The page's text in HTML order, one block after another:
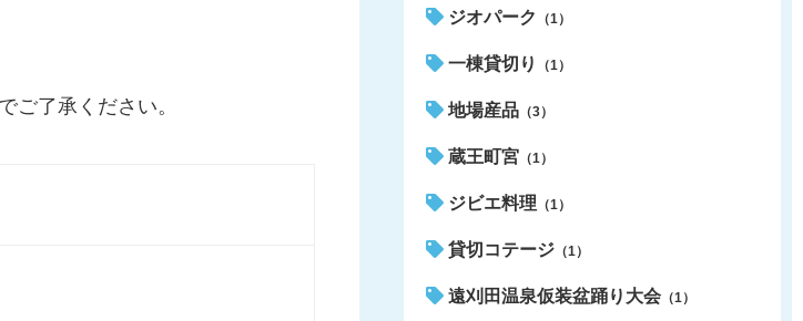
ご了承ください。
ジオパーク （1）
一棟貸切り （1）
地場産品 （3）
蔵王町宮 （1）
ジビエ料理 （1）
貸切コテージ （1）
遠刈田温泉仮装盆踊り大会 （1）